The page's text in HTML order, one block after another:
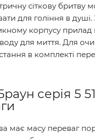
сіткову бритву
для гоління в
корпусу
воду для миття. Для
в комплекті
серія 5
має масу переваг